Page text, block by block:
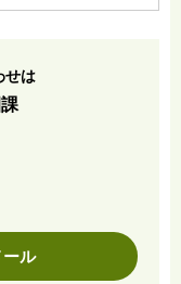
せは
ール